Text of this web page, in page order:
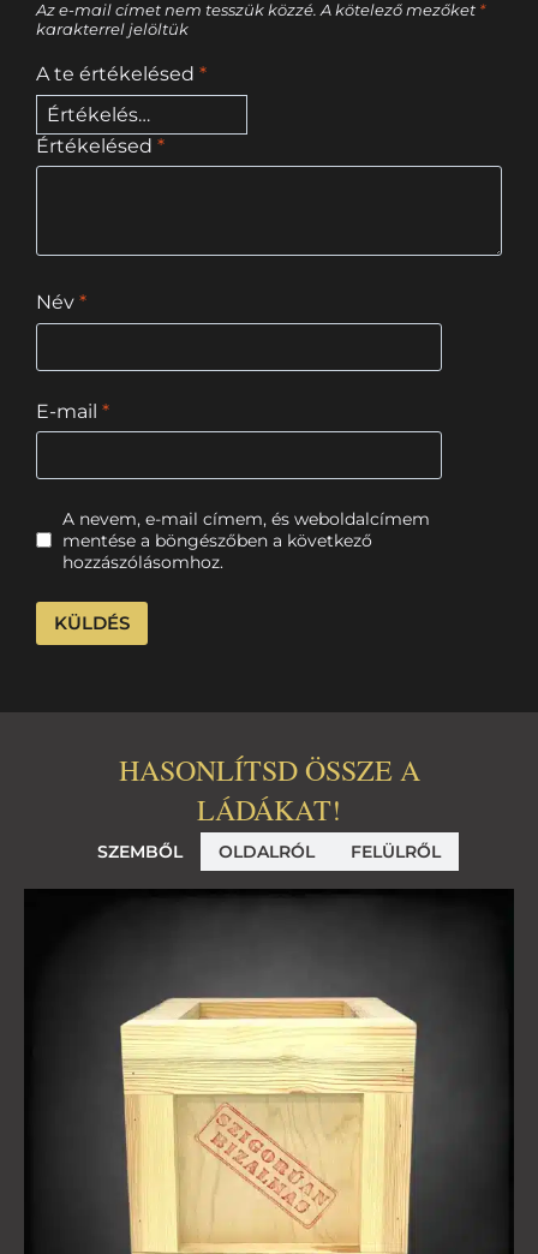
Az e-mail címet nem tesszük közzé. A kötelező mezőket *
karakterrel jelöltük
A te értékelésed *
Értékelésed *
Név *
E-mail *
A nevem, e-mail címem, és weboldalcímem
mentése a böngészőben a következő
hozzászólásomhoz.
HASONLÍTSD ÖSSZE A
LÁDÁKAT!
SZEMBŐL OLDALRÓL FELÜLRŐL